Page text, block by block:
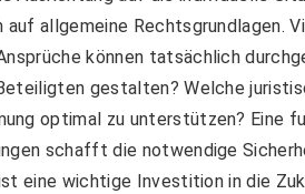
auf allgemeine Rechtsgrundlagen.
können tatsächlich
gestalten? Welche
optimal zu unterstützen? Eine
schafft die notwendige
eine wichtige Investition in die